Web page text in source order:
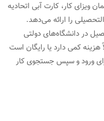
ویزای کار، کارت آبی اتحادیه
را ارائه می‌دهد.
در دانشگاه‌های دولتی
هزینه کمی دارد یا رایگان است
ورود و سپس جستجوی کار